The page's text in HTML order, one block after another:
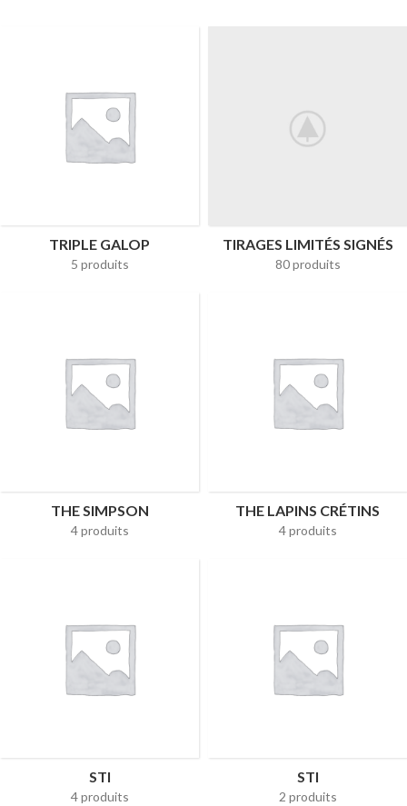
TRIPLE GALOP
5 produits
TIRAGES LIMITÉS SIGNÉS
80 produits
THE SIMPSON
4 produits
THE LAPINS CRÉTINS
4 produits
STI
4 produits
STI
2 produits